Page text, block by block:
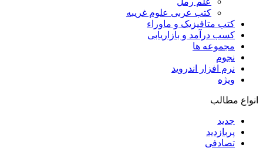
کتب عربی علوم غریبه
کتب متافیزیک و ماوراء
کسب درآمد و بازاریابی
مجموعه ها
نجوم
نرم افزار اندروید
ویژه
انواع مطالب
جدید
پربازدید
تصادفی